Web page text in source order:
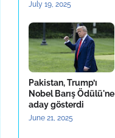
July 19, 2025
Pakistan, Trump’ı
Nobel Barış Ödülü'ne
aday gösterdi
June 21, 2025